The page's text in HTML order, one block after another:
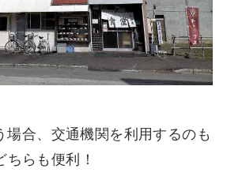
場合、交通機関を利用するのも
らも便利！